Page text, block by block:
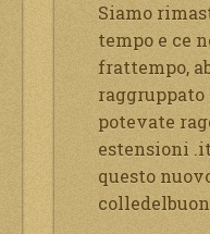
Siamo
tempo e ce
frattempo,
potevate
estensioni
questo